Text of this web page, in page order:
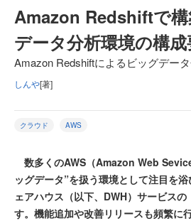
Amazon Redshiftで
データ分析環境の構
Amazon Redshiftによるビッグデー
しんや[著]
クラウド AWS
数多くのAWS（Amazon Web
ッグデータ”を扱う環境として注目を
ェアハウス（以下、DWH）サービス
す。機能追加や改善リリースも頻繁に